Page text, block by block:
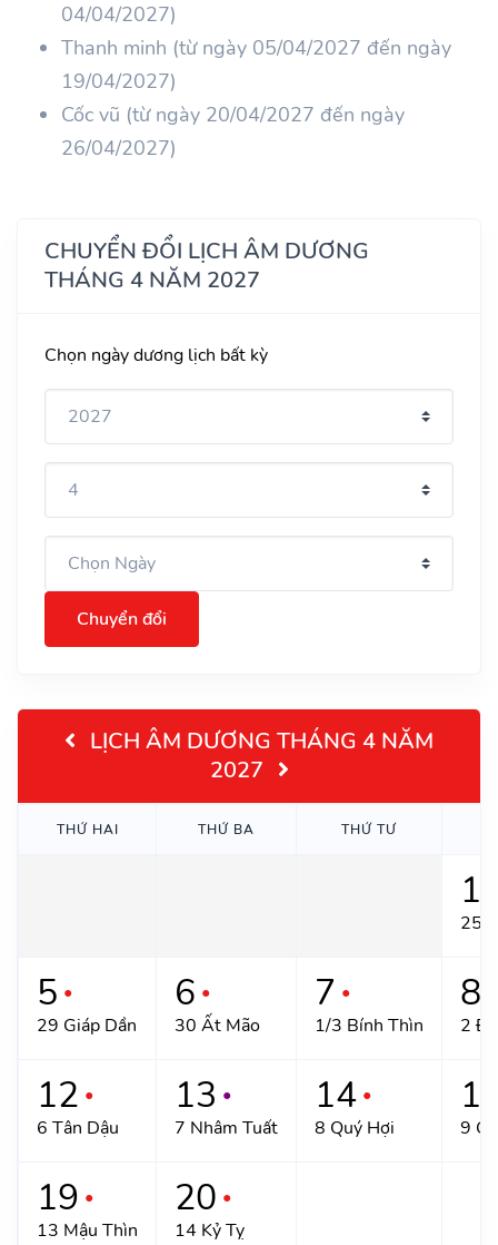
04/04/2027)
Thanh minh (từ ngày 05/04/2027 đến ngày
19/04/2027)
Cốc vũ (từ ngày 20/04/2027 đến ngày
26/04/2027)
CHUYỂN ĐỔI LỊCH ÂM DƯƠNG
THÁNG 4 NĂM 2027
Chọn ngày dương lịch bất kỳ
Chuyển đổi
LỊCH ÂM DƯƠNG THÁNG 4 NĂM
2027
THỨ HAI THỨ BA THỨ TƯ
1
25/
5 ●
29 Giáp Dần
6 ●
30 Ất Mão
7 ●
1/3 Bính Thìn
8
2
12 ●
6 Tân Dậu
13 ●
7 Nhâm Tuất
14 ●
8 Quý Hợi 9
19 ●
13 Mậu Thìn
20 ●
14 Kỷ Tỵ